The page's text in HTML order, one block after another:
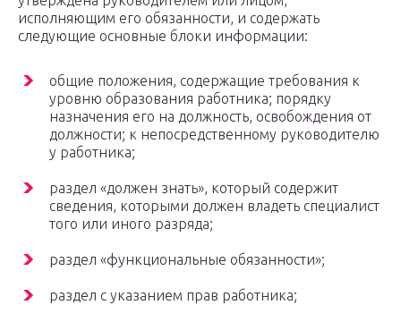
исполняющим его обязанности, и содержать
следующие основные блоки информации:
общие положения, содержащие требования к
уровню образования работника; порядку
назначения его на должность, освобождения от
должности; к непосредственному руководителю
у работника;
раздел «должен знать», который содержит
сведения, которыми должен владеть специалист
того или иного разряда;
раздел «функциональные обязанности»;
раздел с указанием прав работника;